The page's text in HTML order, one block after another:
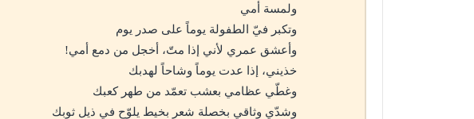
ولمسة أمي
وتكبر فيّ الطفولة يوماً على صدر يوم
وأعشق عمري لأني إذا متّ، أخجل من دمع أمي!
خذيني، إذا عدت يوماً وشاحاً لهدبك
وغطّي عظامي بعشب تعمّد من طهر كعبك
وشدّي وثاقي بخصلة شعر بخيط يلوّح في ذيل ثوبك